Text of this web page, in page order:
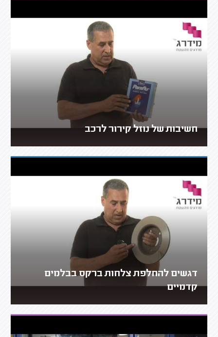
חשיבות של נוזל קירור לרכב
דגשים להחלפת צלחות ברקס בבלמים
קדמיים